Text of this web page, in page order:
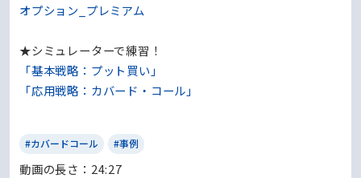
オプション_プレミアム
★シミュレーターで練習！
「基本戦略：プット買い」
「応用戦略：カバード・コール」
#カバードコール #事例
動画の⻑さ：24:27